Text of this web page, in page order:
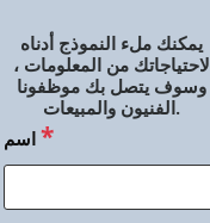
يمكنك ملء النموذج أدناه
لاحتياجاتك من المعلومات ،
وسوف يتصل بك موظفونا
الفنيون والمبيعات.
اسم*